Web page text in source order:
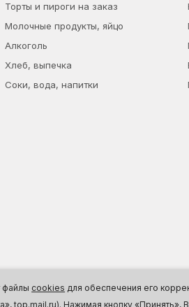
файлыcookies для обеспечения его
top.mail.ru). Нажимая кнопку
Торты и пироги на заказ
Молочные продукты, яйцо
Алкоголь
Хлеб, выпечка
Соки, вода, напитки